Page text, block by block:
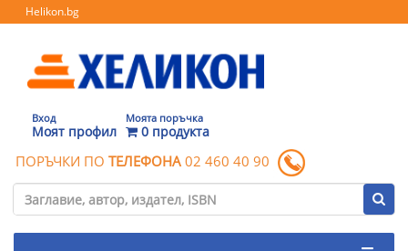
Helikon.bg
Вход
Моят профил
Моята поръчка
0 продукта
ПОРЪЧКИ ПО ТЕЛЕФОНА 02 460 40 90